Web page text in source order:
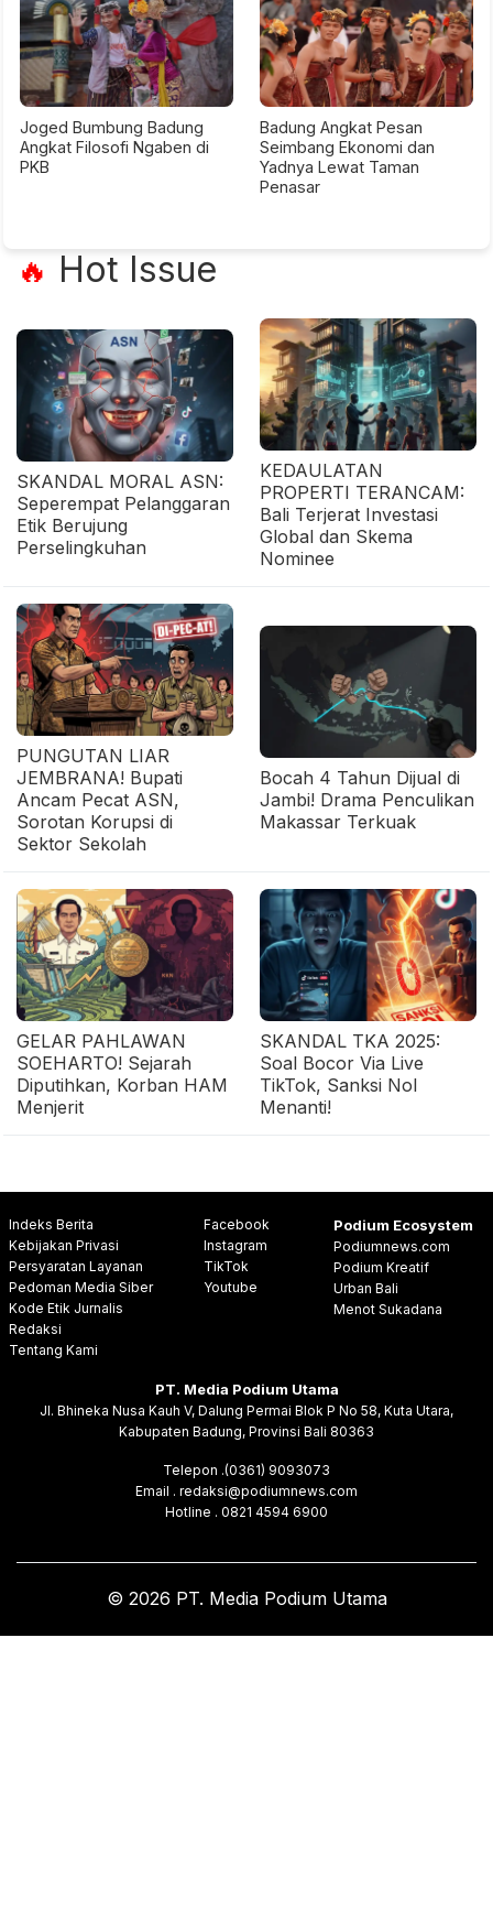
Joged Bumbung Badung
Angkat Filosofi Ngaben di
PKB
Badung Angkat Pesan
Seimbang Ekonomi dan
Yadnya Lewat Taman
Penasar
🔥 Hot Issue
SKANDAL MORAL ASN:
Seperempat Pelanggaran
Etik Berujung
Perselingkuhan
KEDAULATAN
PROPERTI TERANCAM:
Bali Terjerat Investasi
Global dan Skema
Nominee
PUNGUTAN LIAR
JEMBRANA! Bupati
Ancam Pecat ASN,
Sorotan Korupsi di
Sektor Sekolah
Bocah 4 Tahun Dijual di
Jambi! Drama Penculikan
Makassar Terkuak
GELAR PAHLAWAN
SOEHARTO! Sejarah
Diputihkan, Korban HAM
Menjerit
SKANDAL TKA 2025:
Soal Bocor Via Live
TikTok, Sanksi Nol
Menanti!
Indeks Berita
Kebijakan Privasi
Persyaratan Layanan
Pedoman Media Siber
Kode Etik Jurnalis
Redaksi
Tentang Kami
Facebook
Instagram
TikTok
Youtube
Podium Ecosystem
Podiumnews.com
Podium Kreatif
Urban Bali
Menot Sukadana
PT. Media Podium Utama
Jl. Bhineka Nusa Kauh V, Dalung Permai Blok P No 58, Kuta Utara,
Kabupaten Badung, Provinsi Bali 80363
Telepon .(0361) 9093073
Email . redaksi@podiumnews.com
Hotline . 0821 4594 6900
© 2026 PT. Media Podium Utama